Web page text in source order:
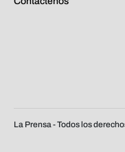
La Prensa - Todos los